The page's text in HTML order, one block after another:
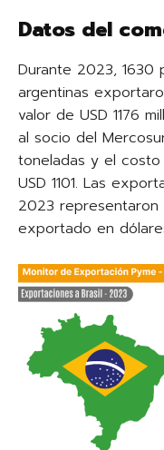
Datos del
Durante 2023, 1630
argentinas
valor de USD 1176
al socio del
toneladas y el
USD 1101. Las
2023
exportado en